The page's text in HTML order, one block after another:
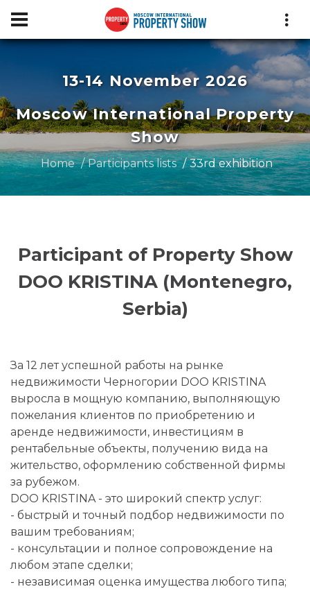
13-14 November 2026
Moscow International Property
Show
Home Participants lists 33rd exhibition
Participant of Property Show
DOO KRISTINA (Montenegro,
Serbia)
За 12 лет успешной работы на рынке
недвижимости Черногории DOO KRISTINA
выросла в мощную компанию, выполняющую
пожелания клиентов по приобретению и
аренде недвижимости, инвестициям в
рентабельные объекты, получению вида на
жительство, оформлению собственной фирмы
за рубежом.
DOO KRISTINA - это широкий спектр услуг:
- быстрый и точный подбор недвижимости по
вашим требованиям;
- консультации и полное сопровождение на
любом этапе сделки;
- независимая оценка имущества любого типа;